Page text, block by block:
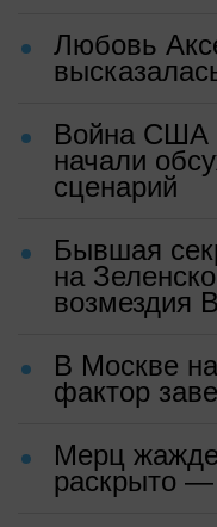
Любовь
Война США
начали
сценарий
Бывшая
на
возмездия
В Москве
фактор
Мерц
раскрыто —